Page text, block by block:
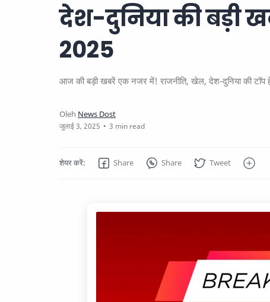
देश-दुनिया की बड़ी
2025
आज की बड़ी खबरें एक नजर में! राजनीति, खेल, देश-दुनिया की टॉप
3 min read